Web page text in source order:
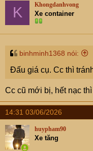
K Khongdanhvong
Xe container
binhminh1368 nói:
Đấu giá cụ. Cc thì
Cc cũ mới bị, hết nạc
14:31 03/06/2026
huypham90
Xe tăng